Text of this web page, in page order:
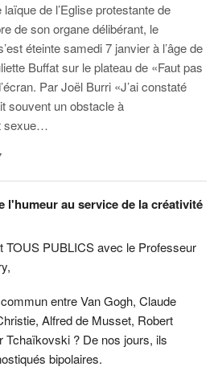
de l’Eglise protestante de
de son organe délibérant, le
éteinte samedi 7 janvier à l’âge de
Buffat sur le plateau de «Faut pas
Par Joël Burri«J’ai constaté
souvent un obstacle à
sexue…
l'humeur au service de la créativité
TOUS PUBLICS avec le Professeur
entre Van Gogh, Claude
Alfred de Musset, Robert
Tchaïkovski ? De nos jours, ils
bipolaires.